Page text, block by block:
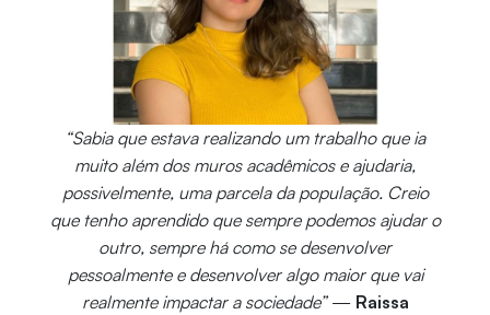
“Sabia que estava realizando um trabalho que ia
muito além dos muros acadêmicos e ajudaria,
possivelmente, uma parcela da população. Creio
que tenho aprendido que sempre podemos ajudar o
outro, sempre há como se desenvolver
pessoalmente e desenvolver algo maior que vai
realmente impactar a sociedade”— Raissa